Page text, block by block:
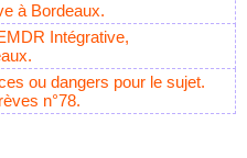
à Bordeaux.
Intégrative,
ou dangers pour le sujet.
n°78.